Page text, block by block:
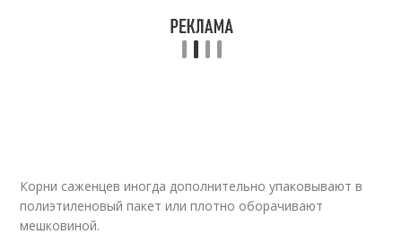
Корни саженцев иногда дополнительно упаковывают в
полиэтиленовый пакет или плотно оборачивают
мешковиной.